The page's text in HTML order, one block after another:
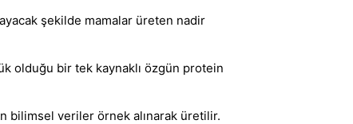
şekilde mamalar üreten nadir
olduğu bir tek kaynaklı özgün protein
bilimsel veriler örnek alınarak üretilir.